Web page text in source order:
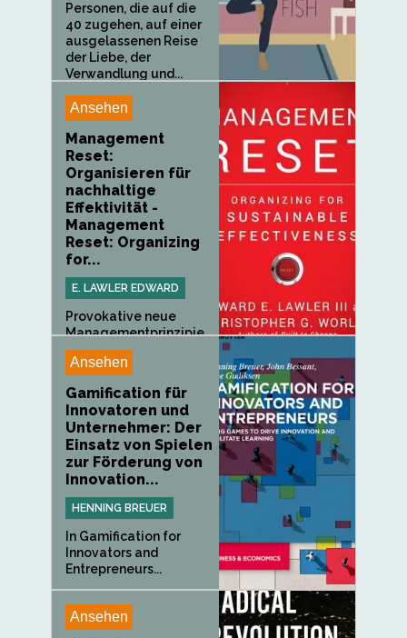
Personen, die auf die
40 zugehen, auf einer
ausgelassenen Reise
der Liebe, der
Verwandlung und...
Ansehen
Management
Reset:
Organisieren für
nachhaltige
Effektivität -
Management
Reset: Organizing
for...
E. LAWLER EDWARD
Provokative neue
Managementprinzipie
n und...
Ansehen
Gamification für
Innovatoren und
Unternehmer: Der
Einsatz von Spielen
zur Förderung von
Innovation...
HENNING BREUER
In Gamification for
Innovators and
Entrepreneurs...
Ansehen